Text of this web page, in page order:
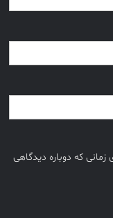
که دوباره دیدگاهی